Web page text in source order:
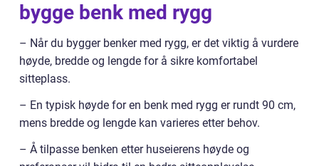
bygge benk med rygg
– Når du bygger benker med rygg, er det viktig å vurdere
høyde, bredde og lengde for å sikre komfortabel
sitteplass.
– En typisk høyde for en benk med rygg er rundt 90 cm,
mens bredde og lengde kan varieres etter behov.
– Å tilpasse benken etter huseierens høyde og